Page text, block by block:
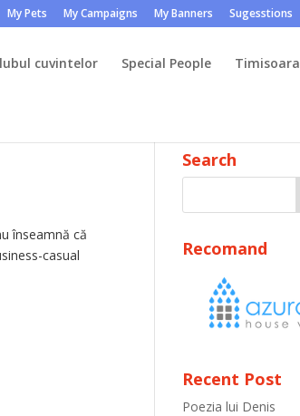
My Pets My Campaigns My Banners Sugesstions
cuvintelor Special People Timisoara
înseamnă că
casual
Search
Recomand
Recent Post
Poezia lui Denis